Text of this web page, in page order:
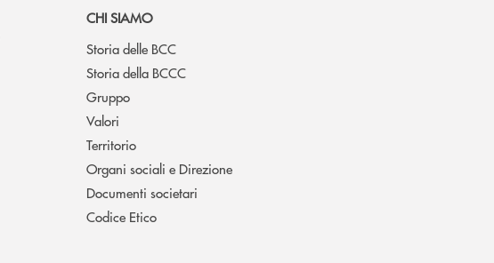
CHI SIAMO
Storia delle BCC
Storia della BCCC
Gruppo
Valori
Territorio
Organi sociali e Direzione
Documenti societari
Codice Etico